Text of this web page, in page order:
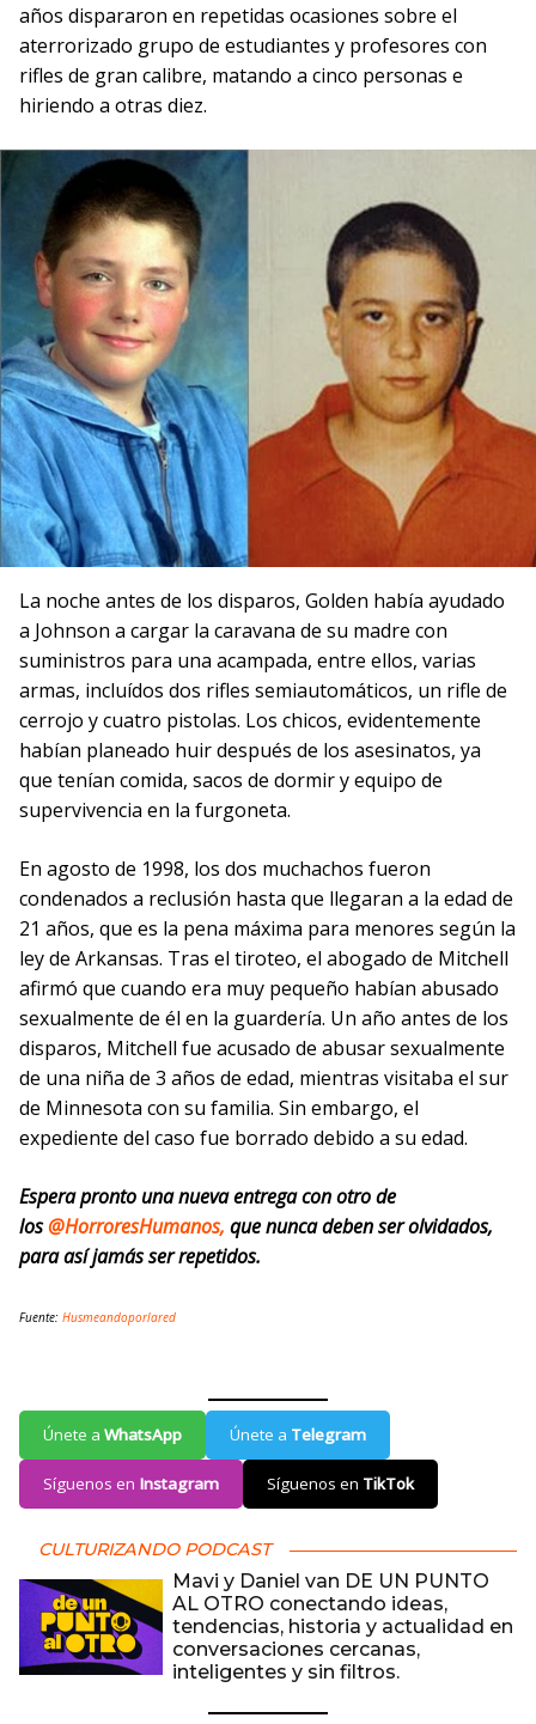
años dispararon en repetidas ocasiones sobre el
aterrorizado grupo de estudiantes y profesores con
rifles de gran calibre, matando a cinco personas e
hiriendo a otras diez.
La noche antes de los disparos, Golden había ayudado
a Johnson a cargar la caravana de su madre con
suministros para una acampada, entre ellos, varias
armas, incluídos dos rifles semiautomáticos, un rifle de
cerrojo y cuatro pistolas. Los chicos, evidentemente
habían planeado huir después de los asesinatos, ya
que tenían comida, sacos de dormir y equipo de
supervivencia en la furgoneta.
En agosto de 1998, los dos muchachos fueron
condenados a reclusión hasta que llegaran a la edad de
21 años, que es la pena máxima para menores según la
ley de Arkansas. Tras el tiroteo, el abogado de Mitchell
afirmó que cuando era muy pequeño habían abusado
sexualmente de él en la guardería. Un año antes de los
disparos, Mitchell fue acusado de abusar sexualmente
de una niña de 3 años de edad, mientras visitaba el sur
de Minnesota con su familia. Sin embargo, el
expediente del caso fue borrado debido a su edad.
Espera pronto una nueva entrega con otro de
los@HorroresHumanos, que nunca deben ser olvidados,
para así jamás ser repetidos.
Fuente: Husmeandoporlared
Únete a WhatsApp Únete a Telegram
Síguenos en Instagram Síguenos en TikTok
CULTURIZANDO PODCAST
Mavi y Daniel van DE UN PUNTO
AL OTRO conectando ideas,
tendencias, historia y actualidad en
conversaciones cercanas,
inteligentes y sin filtros.